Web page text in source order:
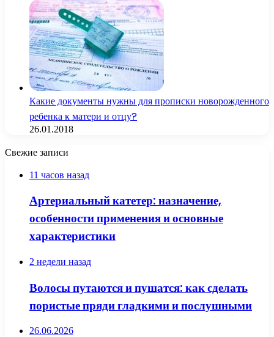
Какие документы нужны для прописки новорожденного
ребенка к матери и отцу?
26.01.2018
Свежие записи
11 часов назад
Артериальный катетер: назначение,
особенности применения и основные
характеристики
2 недели назад
Волосы путаются и пушатся: как сделать
пористые пряди гладкими и послушными
26.06.2026